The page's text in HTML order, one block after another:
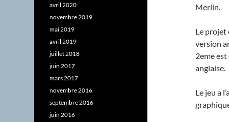
Merlin.
Le projet
version
2eme
anglaise.
Le jeu a
avril 2020
novembre 2019
mai 2019
avril 2019
juillet 2018
juin 2017
mars 2017
novembre 2016
septembre 2016
juin 2016